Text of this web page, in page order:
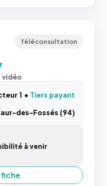
Téléconsultation
vidéo
1
Tiers payant
des-Fossés (94)
à venir
fiche